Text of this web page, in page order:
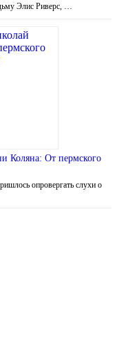
Элис Риверс, …
Коляна: От пермского
опровергать слухи о